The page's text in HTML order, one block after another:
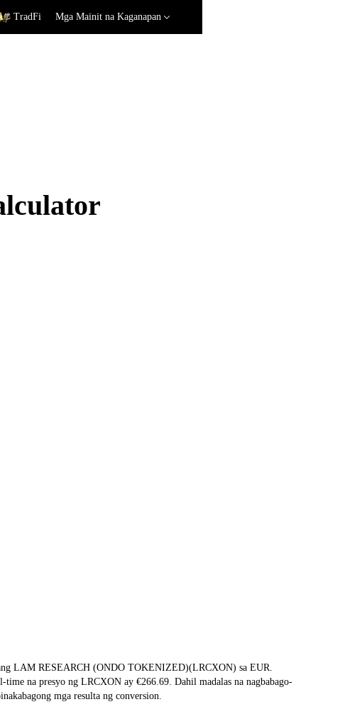
TradFi Mga Mainit na Kaganapan
LAM RESEARCH (ONDO TOKENIZED)(LRCXON) sa EUR.
na presyo ng LRCXON ay €266.69. Dahil madalas na nagbabago-
mga resulta ng conversion.